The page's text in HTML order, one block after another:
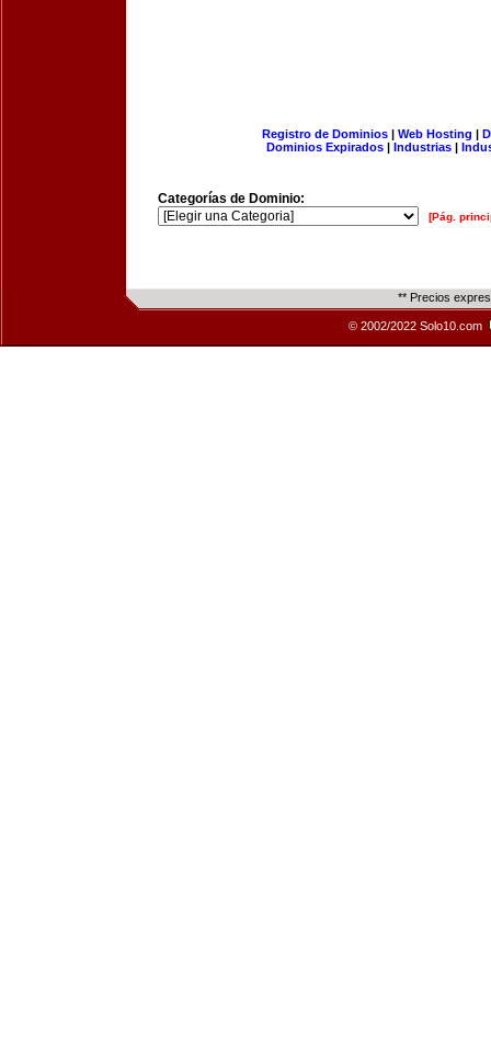
Registro de Dominios| Web Hosting |
Dominios Expirados | Industrias |
Categorías de Dominio:
[Pág.
** Precios
© 2002/2022 Solo10.com